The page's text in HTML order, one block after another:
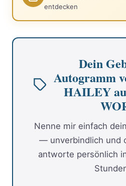
entdecken
Dein
Autogramm
HAILEY
Nenne mir einfach
— unverbindlich und
antworte persönlich